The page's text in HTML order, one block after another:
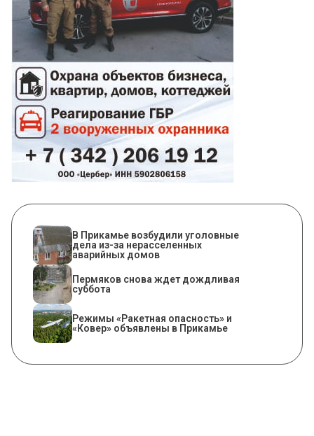
В Прикамье возбудили уголовные
дела из-за нерасселенных
аварийных домов
Пермяков снова ждет дождливая
суббота
Режимы «Ракетная опасность» и
«Ковер» объявлены в Прикамье